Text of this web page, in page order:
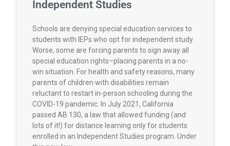
Independent Studies
Schools are denying special education services to
students with IEPs who opt for independent study.
Worse, some are forcing parents to sign away all
special education rights–placing parents in a no-
win situation. For health and safety reasons, many
parents of children with disabilities remain
reluctant to restart in-person schooling during the
COVID-19 pandemic. In July 2021, California
passed AB 130, a law that allowed funding (and
lots of it!) for distance learning only for students
enrolled in an Independent Studies program. Under